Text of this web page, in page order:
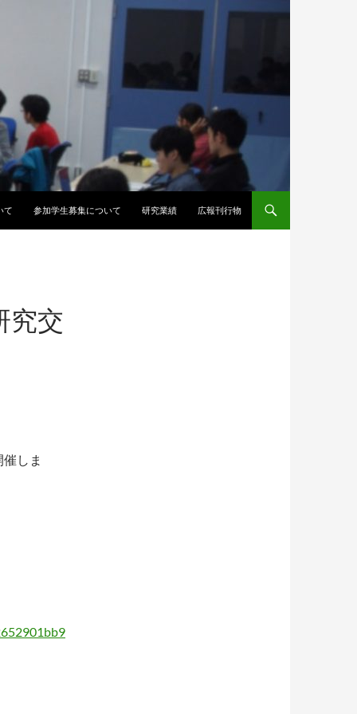
て 参加学生募集について 研究業績 広報刊行物
交
しま